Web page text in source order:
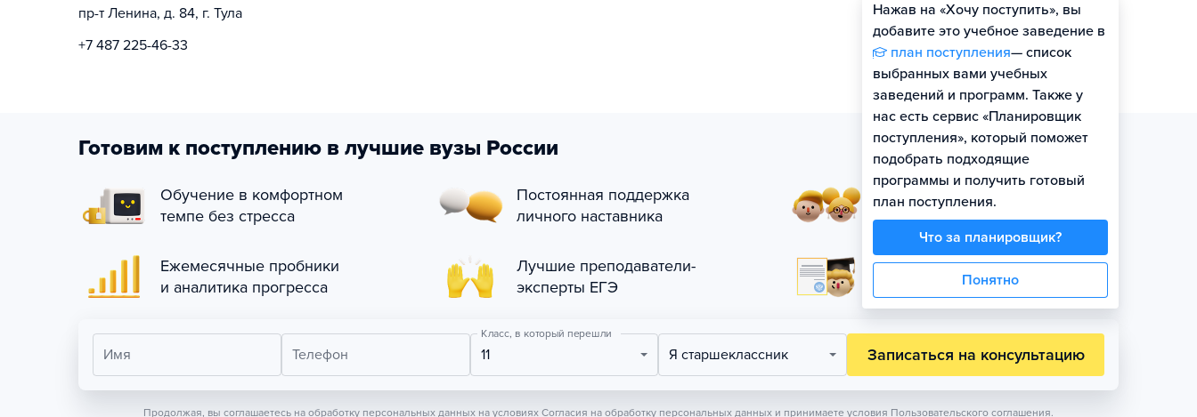
пр-т Ленина, д. 84, г. Тула
+7 487 225-46-33
Нажав на «Хочу поступить», вы
добавите это учебное заведение в
план поступления— список
выбранных вами учебных
заведений и программ. Также у
нас есть сервис «Планировщик
поступления», который поможет
подобрать подходящие
программы и получить готовый
план поступления.
Что за планировщик?
Понятно
Оценить шансы
Готовим к поступлению в лучшие вузы России
Обучение в комфортном
темпе без стресса
Постоянная поддержка
личного наставника
Занятия в небольших
группах по уровню
Ежемесячные пробники
и аналитика прогресса
Лучшие преподаватели-
эксперты ЕГЭ
Официальная гарантия
поступления на бюджет
Имя Телефон
Класс, в который перешли
11 Я старшеклассник Записаться на консультацию
Продолжая, вы соглашаетесь на обработку персональных данных на условиях Согласия на обработку персональных данных и принимаете условия Пользовательского соглашения.